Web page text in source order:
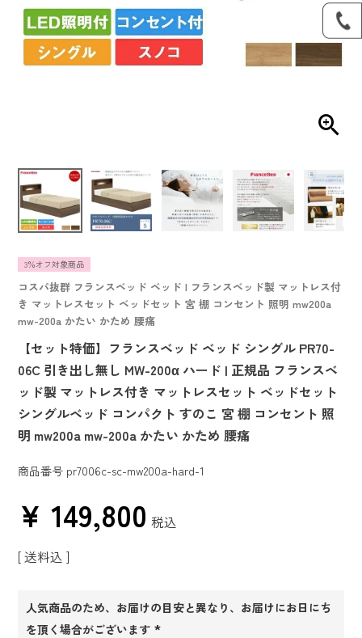
3％オフ対象商品
コスパ抜群 フランスベッド ベッド | フランスベッド製 マットレス付
き マットレスセット ベッドセット 宮 棚 コンセント 照明 mw200a
mw-200a かたい かため 腰痛
【セット特価】フランスベッド ベッド シングル PR70-
06C 引き出し無し MW-200α ハード | 正規品 フランスベ
ッド製 マットレス付き マットレスセット ベッドセット
シングルベッド コンパクト すのこ 宮 棚 コンセント 照
明 mw200a mw-200a かたい かため 腰痛
商品番号 pr7006c-sc-mw200a-hard-1
¥ 149,800 税込
送料込
人気商品のため、お届けの目安と異なり、お届けにお日にち
を頂く場合がございます